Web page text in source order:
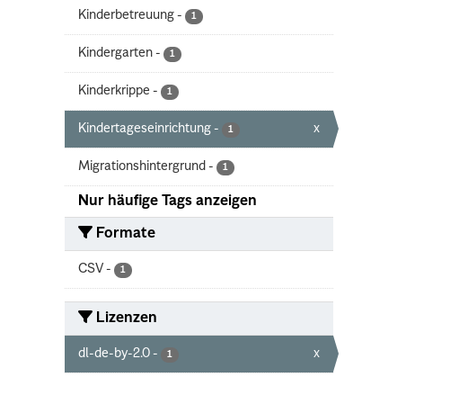
Kinderbetreuung - 1
Kindergarten - 1
Kinderkrippe - 1
Kindertageseinrichtung - 1 x
Migrationshintergrund - 1
Nur häufige Tags anzeigen
Formate
CSV - 1
Lizenzen
dl-de-by-2.0 - 1 x